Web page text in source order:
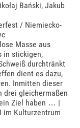
Bański, Jakub
/ Niemiecko-
Masse aus
in stickigen,
durchtränkt
dient es dazu,
Inmitten dieser
drei gleichermaßen
Ziel haben … |
im Kulturzentrum